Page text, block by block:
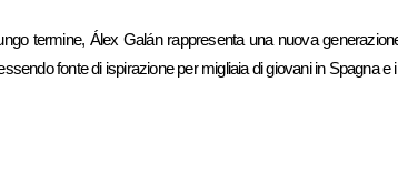
termine, Álex Galán rappresenta una nuova
fonte di ispirazione per migliaia di giovani in Spagna e